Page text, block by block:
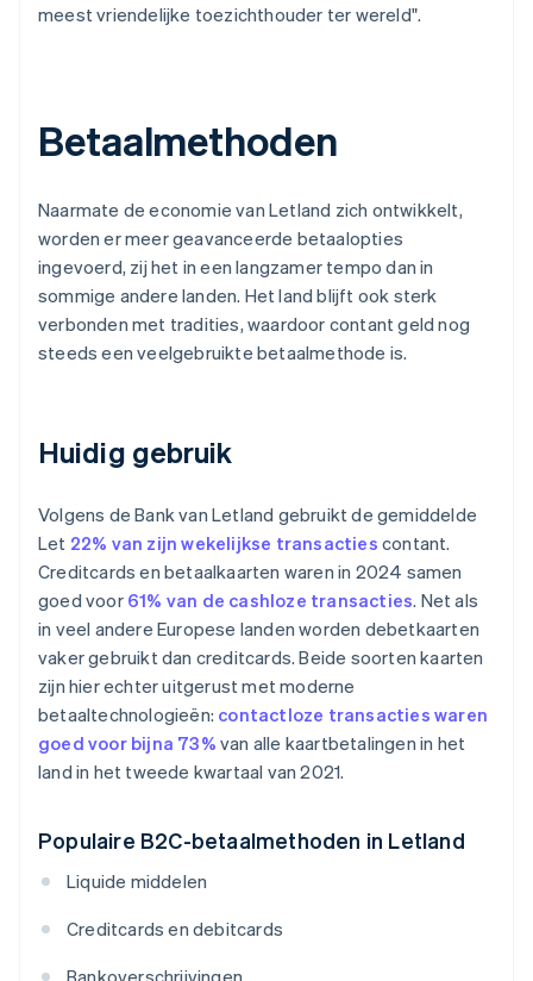
meest vriendelijke toezichthouder ter wereld".
Betaalmethoden
Naarmate de economie van Letland zich ontwikkelt,
worden er meer geavanceerde betaalopties
ingevoerd, zij het in een langzamer tempo dan in
sommige andere landen. Het land blijft ook sterk
verbonden met tradities, waardoor contant geld nog
steeds een veelgebruikte betaalmethode is.
Huidig gebruik
Volgens de Bank van Letland gebruikt de gemiddelde
Let 22% van zijn wekelijkse transacties contant.
Creditcards en betaalkaarten waren in 2024 samen
goed voor 61% van de cashloze transacties. Net als
in veel andere Europese landen worden debetkaarten
vaker gebruikt dan creditcards. Beide soorten kaarten
zijn hier echter uitgerust met moderne
betaaltechnologieën: contactloze transacties waren
goed voor bijna 73% van alle kaartbetalingen in het
land in het tweede kwartaal van 2021.
Populaire B2C-betaalmethoden in Letland
Liquide middelen
Creditcards en debitcards